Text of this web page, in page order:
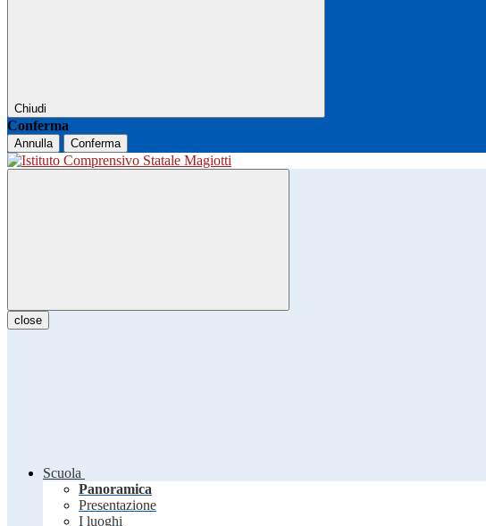
Chiudi
Conferma
Annulla Conferma
close
Scuola
Panoramica
Presentazione
I luoghi